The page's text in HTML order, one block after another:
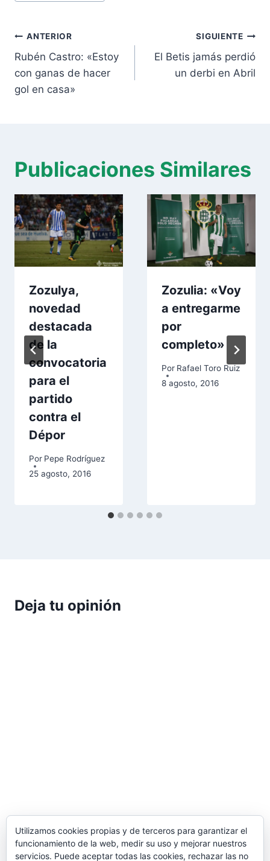
Navegación
de
entradas
ANTERIOR
Rubén Castro: «Estoy
con ganas de hacer
gol en casa»
SIGUIENTE
El Betis jamás perdió
un derbi en Abril
Publicaciones Similares
Zozulya,
novedad
destacada
de la
convocatoria
para el
partido
contra el
Dépor
Por Pepe Rodríguez
25 agosto, 2016
Zozulia: «Voy
a entregarme
por
completo»
Por Rafael Toro Ruiz
8 agosto, 2016
Deja tu opinión
Utilizamos cookies propias y de terceros para garantizar el
funcionamiento de la web, medir su uso y mejorar nuestros
servicios. Puede aceptar todas las cookies, rechazar las no